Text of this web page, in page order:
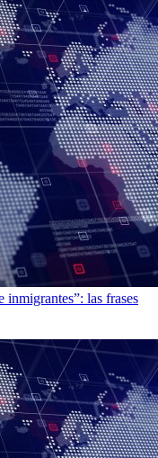
inmigrantes”: las frases